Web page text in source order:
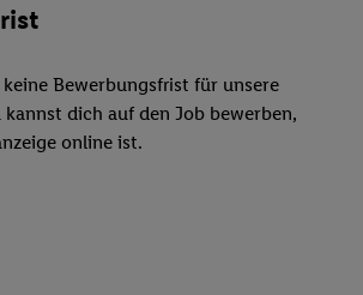
Bewerbungsfrist für unsere
kannst dich auf den Job bewerben,
online ist.